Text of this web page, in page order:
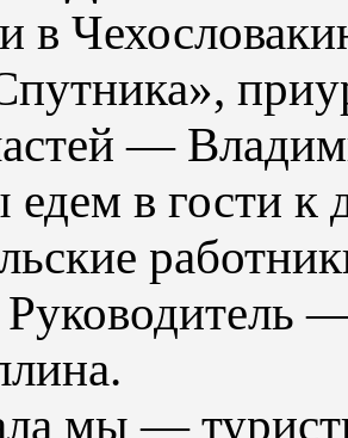
в
—
в гости
мы —